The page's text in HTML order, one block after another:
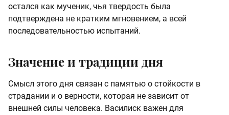
остался как мученик, чья твердость была
подтверждена не кратким мгновением, а всей
последовательностью испытаний.
Значение и традиции дня
Смысл этого дня связан с памятью о стойкости в
страдании и о верности, которая не зависит от
внешней силы человека. Василиск важен для